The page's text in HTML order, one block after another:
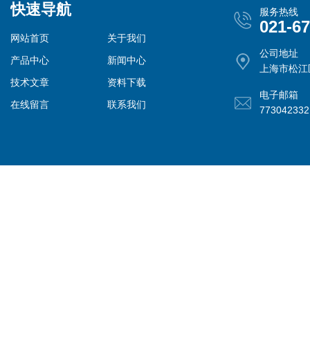
快速导航
网站首页
关于我们
产品中心
新闻中心
技术文章
资料下载
在线留言
联系我们
服务热线
021-
公司地址
上海市松
电子邮箱